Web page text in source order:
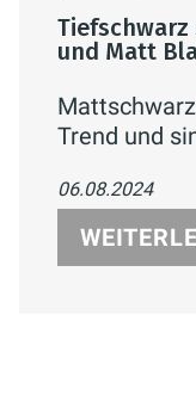
und Matt
Trend und
Black und
06.08.2024